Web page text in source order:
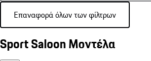
Επαναφορά όλων των φίλτρων
Sport Saloon Μοντέλα